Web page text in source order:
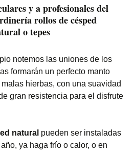
y a profesionales del
rollos de césped
o tepes
notemos las uniones de los
formarán un perfecto manto
hierbas, con una suavidad
gran resistencia para el disfrute
natural pueden ser instaladas
ya haga frío o calor, o en